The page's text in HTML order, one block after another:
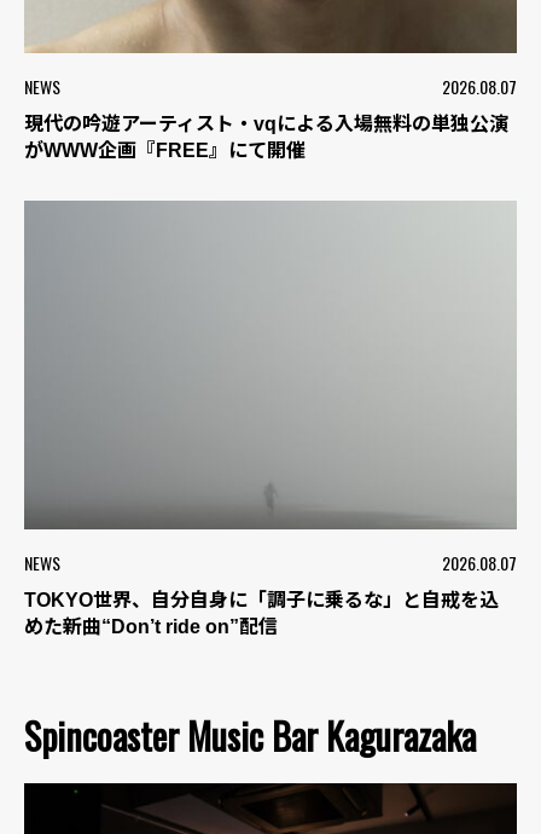
NEWS 2026.08.07
現代の吟遊アーティスト・vqによる入場無料の単独公演
がWWW企画『FREE』にて開催
NEWS 2026.08.07
TOKYO世界、自分自身に「調子に乗るな」と自戒を込
めた新曲“Don’t ride on”配信
Spincoaster Music Bar Kagurazaka